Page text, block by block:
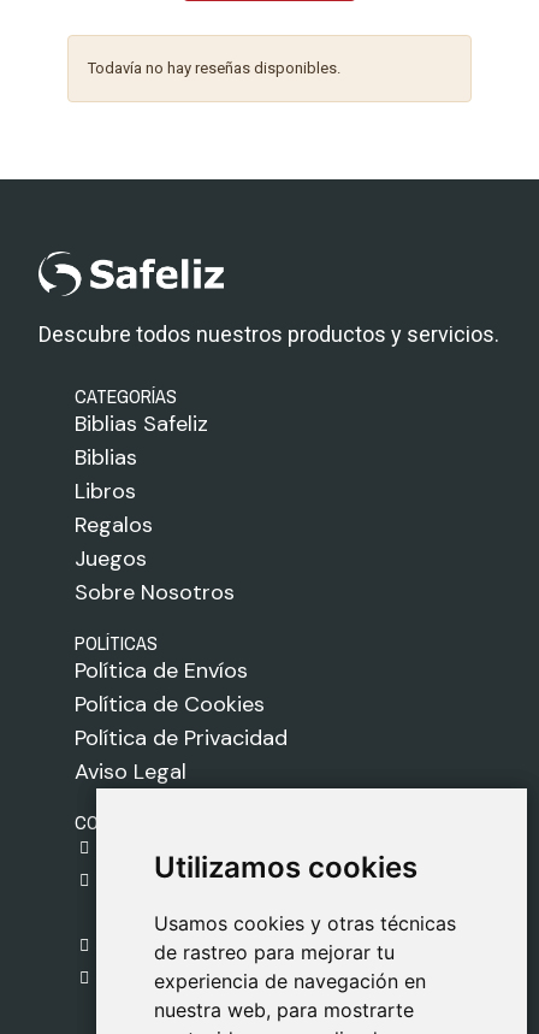
Utilizamos cookies
Usamos cookies y otras técnicas
de rastreo para mejorar tu
experiencia de navegación en
nuestra web, para mostrarte
Utilizamos cookies
Usamos cookies y otras técnicas
de rastreo para mejorar tu
experiencia de navegación en
nuestra web, para mostrarte
Todavía no hay reseñas disponibles.
Descubre todos nuestros productos y servicios.
CATEGORÍAS
Biblias Safeliz
Biblias
Libros
Regalos
Juegos
Sobre Nosotros
POLÍTICAS
Política de Envíos
Política de Cookies
Política de Privacidad
Aviso Legal
CONTACTO
C. del Pradillo, 6, 28770 Colmenar Viejo,
Madrid
918 459 877
Lunes a Viernes
09:00 - 13:00